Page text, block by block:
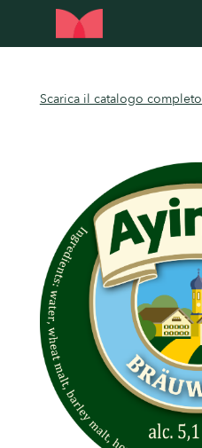
Scarica il catalogo completo